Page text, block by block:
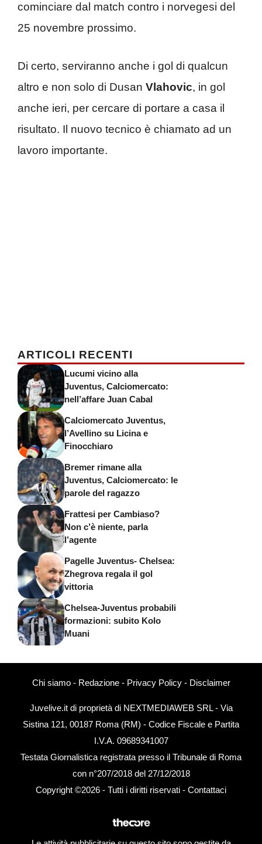
cominciare dal match contro i norvegesi del
25 novembre prossimo.
Di certo, serviranno anche i gol di qualcun
altro e non solo di Dusan Vlahovic, in gol
anche ieri, per cercare di portare a casa il
risultato. Il nuovo tecnico è chiamato ad un
lavoro importante.
ARTICOLI RECENTI
Lucumi vicino alla
Juventus, Calciomercato:
nell’affare Juan Cabal
Calciomercato Juventus,
l’Avellino su Licina e
Finocchiaro
Bremer rimane alla
Juventus, Calciomercato: le
parole del ragazzo
Frattesi per Cambiaso?
Non c’è niente, parla
l’agente
Pagelle Juventus- Chelsea:
Zhegrova regala il gol
vittoria
Chelsea-Juventus probabili
formazioni: subito Kolo
Muani
Chi siamo- Redazione- Privacy Policy- Disclaimer
Juvelive.it di proprietà di NEXTMEDIAWEB SRL - Via
Sistina 121, 00187 Roma (RM) - Codice Fiscale e Partita
I.V.A. 09689341007
Testata Giornalistica registrata presso il Tribunale di Roma
con n°207/2018 del 27/12/2018
Copyright ©2026 - Tutti i diritti riservati - Contattaci